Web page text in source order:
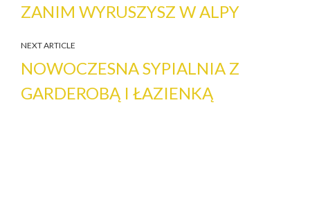
ZANIM WYRUSZYSZ W ALPY
NEXT ARTICLE
NOWOCZESNA SYPIALNIA Z
GARDEROBĄ I ŁAZIENKĄ